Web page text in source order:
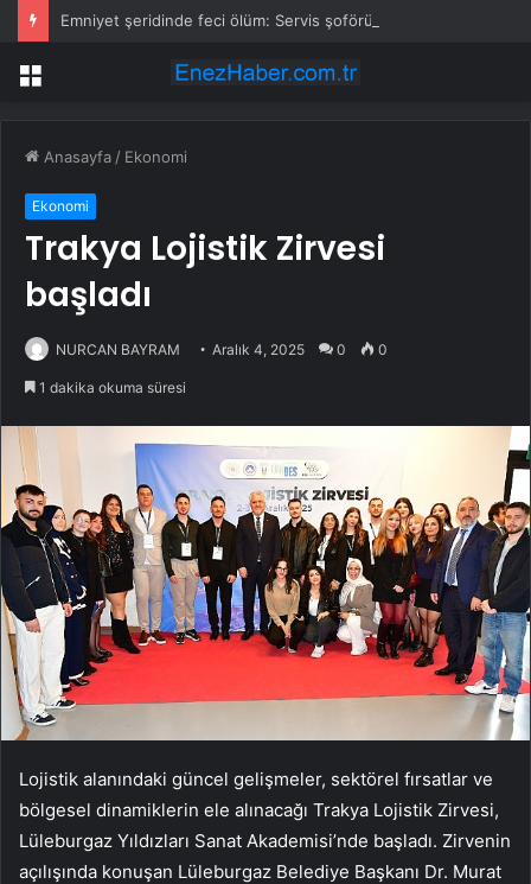
Menü
Anasayfa / Ekonomi
Ekonomi
Trakya Lojistik Zirvesi
başladı
NURCAN BAYRAM Aralık 4, 2025 0 0
1 dakika okuma süresi
Lojistik alanındaki güncel gelişmeler, sektörel fırsatlar ve
bölgesel dinamiklerin ele alınacağı Trakya Lojistik Zirvesi,
Lüleburgaz Yıldızları Sanat Akademisi’nde başladı. Zirvenin
açılışında konuşan Lüleburgaz Belediye Başkanı Dr. Murat